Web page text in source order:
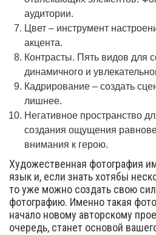
аудитории.
Цвет – инструмент
акцента.
Контрасты. Пять видов для
динамичного и
Кадрирование – создать
лишнее.
Негативное пространство
создания ощущения
внимания к герою.
Художественная фотография
язык и, если знать хотябьі
то уже можно создать свою
фотографию. Именно такая
начало новому авторскому
очередь, станет основой